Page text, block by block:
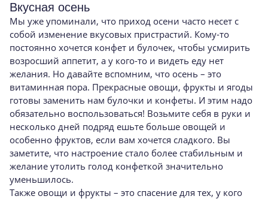
Вкусная осень
Мы уже упоминали, что приход осени часто несет с
собой изменение вкусовых пристрастий. Кому-то
постоянно хочется конфет и булочек, чтобы усмирить
возросший аппетит, а у кого-то и видеть еду нет
желания. Но давайте вспомним, что осень – это
витаминная пора. Прекрасные овощи, фрукты и ягоды
готовы заменить нам булочки и конфеты. И этим надо
обязательно воспользоваться! Возьмите себя в руки и
несколько дней подряд ешьте больше овощей и
особенно фруктов, если вам хочется сладкого. Вы
заметите, что настроение стало более стабильным и
желание утолить голод конфеткой значительно
уменьшилось.
Также овощи и фрукты – это спасение для тех, у кого